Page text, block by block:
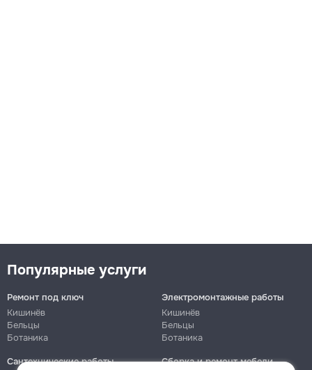
Популярные услуги
Ремонт под ключ
Кишинёв
Бельцы
Ботаника
Электромонтажные работы
Кишинёв
Бельцы
Ботаника
Сантехнические работы
Сборка и ремонт мебели